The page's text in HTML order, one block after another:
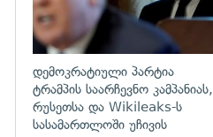
დემოკრატიული პარტია
ტრამპის საარჩევნო კამპანიას,
რუსეთსა და Wikileaks-ს
სასამართლოში უჩივის